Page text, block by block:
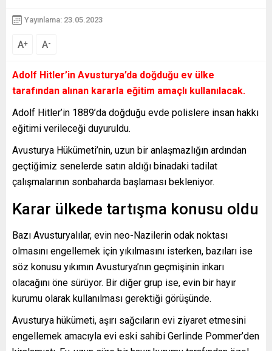
Yayınlama: 23.05.2023
A+ A-
Adolf Hitler’in Avusturya’da doğduğu ev ülke
tarafından alınan kararla eğitim amaçlı kullanılacak.
Adolf Hitler’in 1889’da doğduğu evde polislere insan hakkı
eğitimi verileceği duyuruldu.
Avusturya Hükümeti’nin, uzun bir anlaşmazlığın ardından
geçtiğimiz senelerde satın aldığı binadaki tadilat
çalışmalarının sonbaharda başlaması bekleniyor.
Karar ülkede tartışma konusu oldu
Bazı Avusturyalılar, evin neo-Nazilerin odak noktası
olmasını engellemek için yıkılmasını isterken, bazıları ise
söz konusu yıkımın Avusturya’nın geçmişinin inkarı
olacağını öne sürüyor. Bir diğer grup ise, evin bir hayır
kurumu olarak kullanılması gerektiği görüşünde.
Avusturya hükümeti, aşırı sağcıların evi ziyaret etmesini
engellemek amacıyla evi eski sahibi Gerlinde Pommer’den